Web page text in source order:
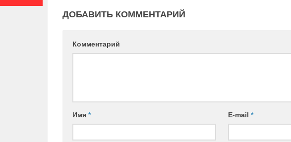
ДОБАВИТЬ КОММЕНТАРИЙ
Комментарий
Имя * E-mail*